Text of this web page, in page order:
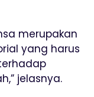
merupakan
yang harus
jelasnya.